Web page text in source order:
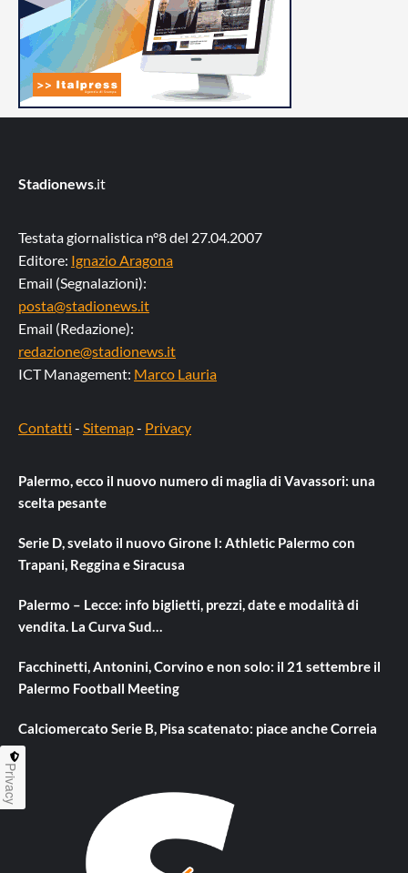
Stadionews.it
Testata giornalistica n°8 del 27.04.2007
Editore: Ignazio Aragona
Email (Segnalazioni):
posta@stadionews.it
Email (Redazione):
redazione@stadionews.it
ICT Management: Marco Lauria
Contatti - Sitemap- Privacy
Palermo, ecco il nuovo numero di maglia di Vavassori: una
scelta pesante
Serie D, svelato il nuovo Girone I: Athletic Palermo con
Trapani, Reggina e Siracusa
Palermo – Lecce: info biglietti, prezzi, date e modalità di
vendita. La Curva Sud…
Facchinetti, Antonini, Corvino e non solo: il 21 settembre il
Palermo Football Meeting
Calciomercato Serie B, Pisa scatenato: piace anche Correia
Privacy